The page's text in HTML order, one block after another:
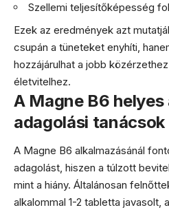
Szellemi teljesítőképesség
Ezek az eredmények azt
csupán a tüneteket enyhíti,
hozzájárulhat a jobb
életvitelhez.
A Magne B6 helyes
adagolási tanácsok
A Magne B6 alkalmazásánál
adagolást, hiszen a túlzott
mint a hiány. Általánosan
alkalommal 1-2 tabletta javasolt,